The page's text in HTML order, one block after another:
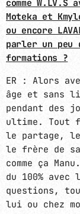
comme W.LV.S
Moteka et
ou encore
parler un peu
formations ?
ER : Alors
âge et sans
pendant des
ultime. Tout
le partage, le
le frère de
comme ça
du 100%
questions,
lui ou chez